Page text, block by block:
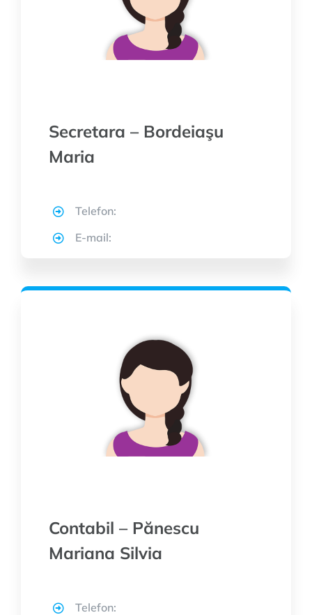
Secretara – Bordeiaşu
Maria
Telefon:
E-mail:
Contabil – Pănescu
Mariana Silvia
Telefon: